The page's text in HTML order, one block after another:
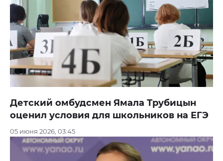
Детский омбудсмен Ямала Трубицын
оценил условия для школьников на ЕГЭ
05 июня 2026, 03:45